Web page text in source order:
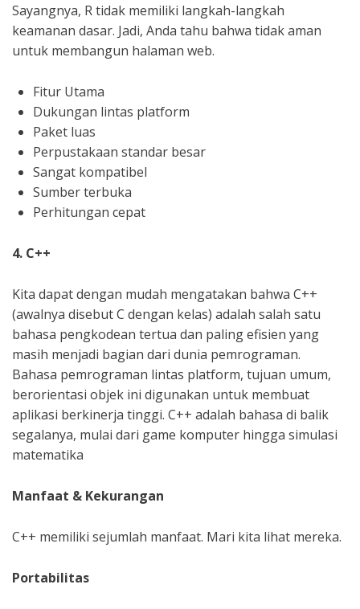
Sayangnya, R tidak memiliki langkah-langkah
keamanan dasar. Jadi, Anda tahu bahwa tidak aman
untuk membangun halaman web.
Fitur Utama
Dukungan lintas platform
Paket luas
Perpustakaan standar besar
Sangat kompatibel
Sumber terbuka
Perhitungan cepat
4. C++
Kita dapat dengan mudah mengatakan bahwa C++
(awalnya disebut C dengan kelas) adalah salah satu
bahasa pengkodean tertua dan paling efisien yang
masih menjadi bagian dari dunia pemrograman.
Bahasa pemrograman lintas platform, tujuan umum,
berorientasi objek ini digunakan untuk membuat
aplikasi berkinerja tinggi. C++ adalah bahasa di balik
segalanya, mulai dari game komputer hingga simulasi
matematika
Manfaat & Kekurangan
C++ memiliki sejumlah manfaat. Mari kita lihat mereka.
Portabilitas